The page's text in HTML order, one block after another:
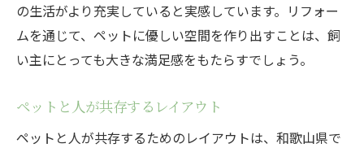
の生活がより充実していると実感しています。リフォー
ムを通じて、ペットに優しい空間を作り出すことは、飼
い主にとっても大きな満足感をもたらすでしょう。
ペットと人が共存するレイアウト
ペットと人が共存するためのレイアウトは、和歌山県で